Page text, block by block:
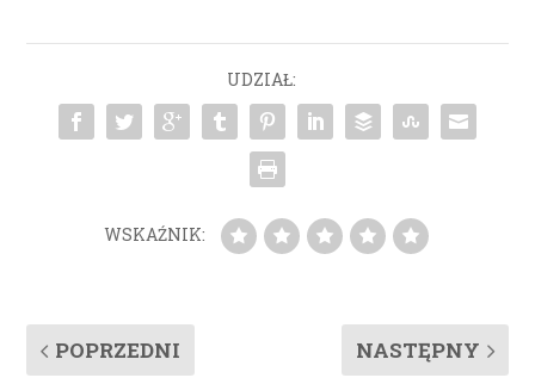
UDZIAŁ:
WSKAŹNIK:
POPRZEDNI NASTĘPNY